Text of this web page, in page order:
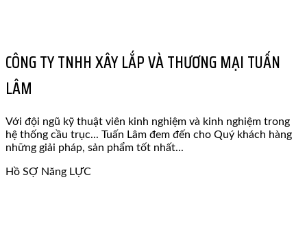
CÔNG TY TNHH XÂY LẮP VÀ THƯƠNG MẠI TUẤN
LÂM
Với đội ngũ kỹ thuật viên kinh nghiệm và kinh nghiệm trong
hệ thống cầu trục... Tuấn Lâm đem đến cho Quý khách hàng
những giải pháp, sản phẩm tốt nhất...
Hồ SỢ Năng LỰC